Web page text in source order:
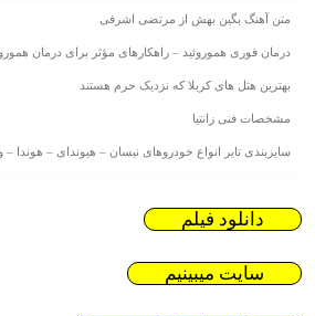
متن آهنگ بگین بهش از مرتضی اشرفی
درمان فوری هموروئید – راهکارهای مؤثر برای درمان
بهترین هتل های کربلا که نزدیک حرم هستند
مشخصات فنی زانتیا
سایزبندی تایر انواع خودروهای نیسان – هیوندای – هوندا –
دانلود فیلم
سایت میبینیم